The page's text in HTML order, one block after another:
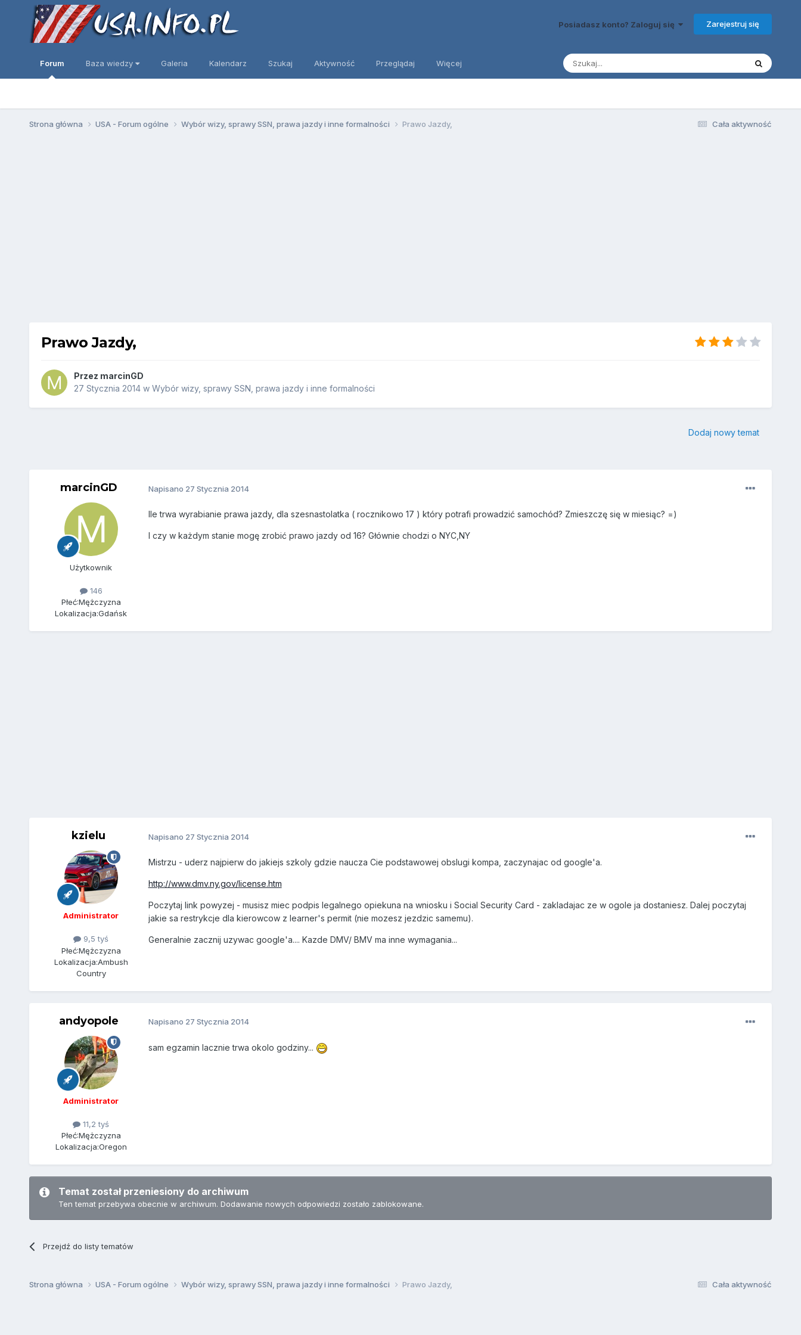
Posiadasz konto? Zaloguj się Zarejestruj się
Forum Baza wiedzy Galeria Kalendarz Szukaj Aktywność Przeglądaj Więcej
Cała aktywność
Strona główna USA - Forum ogólne Wybór wizy, sprawy SSN, prawa jazdy i inne formalności Prawo Jazdy,
Prawo Jazdy,
Przez marcinGD
27 Stycznia 2014w Wybór wizy, sprawy SSN, prawa jazdy i inne formalności
Dodaj nowy temat
marcinGD
Użytkownik
146
Płeć:Mężczyzna
Lokalizacja:Gdańsk
Napisano 27 Stycznia 2014
Ile trwa wyrabianie prawa jazdy, dla szesnastolatka ( rocznikowo 17 ) który potrafi prowadzić samochód? Zmieszczę się w miesiąc? =)
I czy w każdym stanie mogę zrobić prawo jazdy od 16? Głównie chodzi o NYC,NY
kzielu
Administrator
9,5 tyś
Płeć:Mężczyzna
Lokalizacja:Ambush
Country
Napisano 27 Stycznia 2014
Mistrzu - uderz najpierw do jakiejs szkoly gdzie naucza Cie podstawowej obslugi kompa, zaczynajac od google'a.
http://www.dmv.ny.gov/license.htm
Poczytaj link powyzej - musisz miec podpis legalnego opiekuna na wniosku i Social Security Card - zakladajac ze w ogole ja dostaniesz. Dalej poczytaj
jakie sa restrykcje dla kierowcow z learner's permit (nie mozesz jezdzic samemu).
Generalnie zacznij uzywac google'a.... Kazde DMV/ BMV ma inne wymagania...
andyopole
Administrator
11,2 tyś
Płeć:Mężczyzna
Lokalizacja:Oregon
Napisano 27 Stycznia 2014
sam egzamin lacznie trwa okolo godziny...
Temat został przeniesiony do archiwum
Ten temat przebywa obecnie w archiwum. Dodawanie nowych odpowiedzi zostało zablokowane.
Przejdź do listy tematów
Cała aktywność
Strona główna USA - Forum ogólne Wybór wizy, sprawy SSN, prawa jazdy i inne formalności Prawo Jazdy,